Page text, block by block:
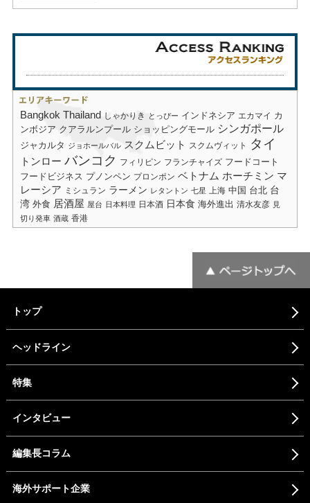
Bangkok Thailand しゃかりき とっぴー インドネシア エカマイ カ
ンボジア クアラルンプール ショッピングモール シンガポール
ジャカルタ ジョホールバル スクムビット スクムヴィット タイ
トンロー バンコク フィリピン フランチャイズ フードコート
フードビジネス プノンペン プロンポン ベトナム ホーチミン マ
レーシア ミシュラン ラーメン レタントン 七星 上海 中国 台北 台
湾 外食 居酒屋 屋台 日本料理 日本酒 日本食 海外進出 清水友彦 見
切り発車 酒蔵 香港
トップ
ヘッドライン
特集
インタビュー
編集長コラム
海外サポート企業